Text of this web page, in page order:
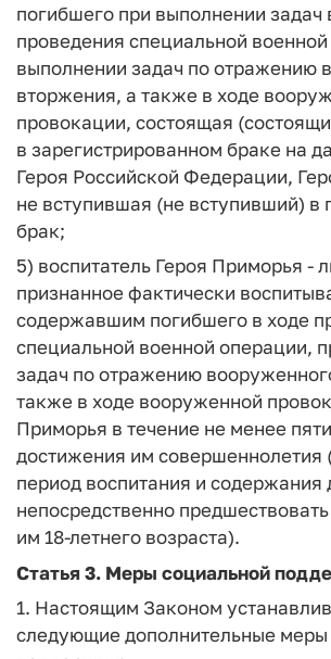
погибшего при выполнении задач
проведения специальной
выполнении задач по отражению
вторжения, а также в ходе
провокации, состоящая
в зарегистрированном браке на
Героя Российской Федерации,
не вступившая (не вступивший) в
брак;
5) воспитатель Героя Приморья -
признанное фактически
содержавшим погибшего в ходе
специальной военной операции,
задач по отражению
также в ходе вооруженной
Приморья в течение не менее
достижения им совершеннолетия
период воспитания и содержания
непосредственно
им 18-летнего возраста).
Статья 3. Меры социальной
1. Настоящим Законом
следующие дополнительные меры